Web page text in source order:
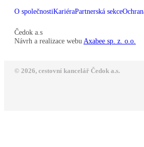
O společnostiKariéraPartnerská sekce
Čedok a.s
Návrh a realizace webu Axabee sp. z. o.o.
© 2026, cestovní kancelář Čedok a.s.